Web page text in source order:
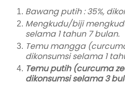
Bawang putih : 35%,
Mengkudu/biji
selama 1 tahun 7 bulan.
Temu mangga
dikonsumsi selama 1
Temu putih (curcuma
dikonsumsi selama 3